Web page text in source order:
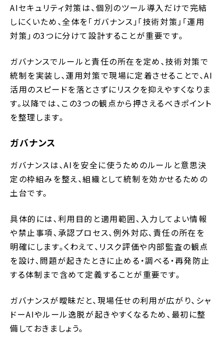
AIセキュリティ対策は、個別のツール導入だけで完結
しにくいため、全体を「ガバナンス」「技術対策」「運用
対策」の3つに分けて設計することが重要です。
ガバナンスでルールと責任の所在を定め、技術対策で
統制を実装し、運用対策で現場に定着させることで、AI
活用のスピードを落とさずにリスクを抑えやすくなりま
す。以降では、この3つの観点から押さえるべきポイント
を整理します。
ガバナンス
ガバナンスは、AIを安全に使うためのルールと意思決
定の枠組みを整え、組織として統制を効かせるための
土台です。
具体的には、利用目的と適用範囲、入力してよい情報
や禁止事項、承認プロセス、例外対応、責任の所在を
明確にします。くわえて、リスク評価や内部監査の観点
を設け、問題が起きたときに止める・調べる・再発防止
する体制まで含めて定義することが重要です。
ガバナンスが曖昧だと、現場任せの利用が広がり、シャ
ドーAIやルール逸脱が起きやすくなるため、最初に整
備しておきましょう。